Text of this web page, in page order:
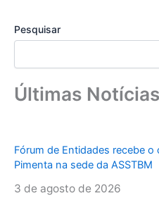
Pesquisar
Últimas Notícias
Fórum de Entidades recebe
Pimenta na sede da ASSTBM
3 de agosto de 2026